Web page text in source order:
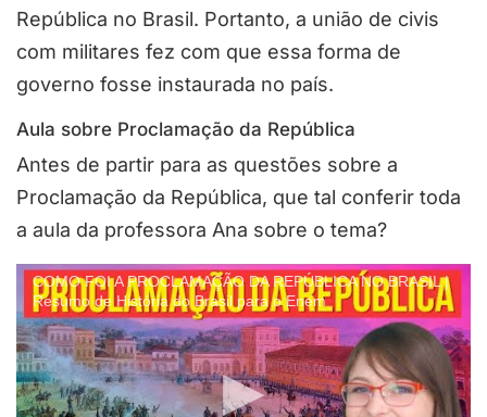
República no Brasil. Portanto, a união de civis
com militares fez com que essa forma de
governo fosse instaurada no país.
Aula sobre Proclamação da República
Antes de partir para as questões sobre a
Proclamação da República, que tal conferir toda
a aula da professora Ana sobre o tema?
COMO FOI A PROCLAMAÇÃO DA REPÚBLICA NO BRASIL |
Resumo de História do Brasil para o Enem